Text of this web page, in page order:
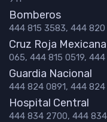
Bomberos
444 815 3583, 444
Cruz Roja Mexicana
065, 444 815 0519,
Guardia Nacional
444 824 0891, 444
Hospital Central
444 834 2700, 444